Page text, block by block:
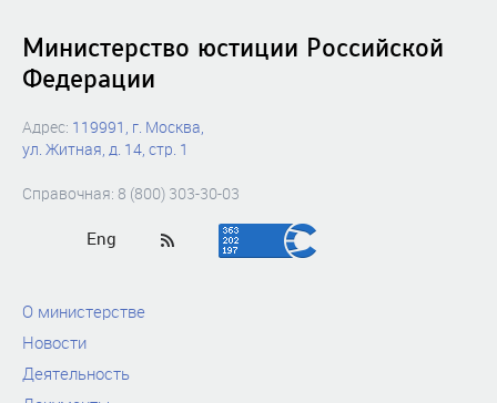
Министерство юстиции Российской
Федерации
Адрес: 119991, г. Москва,
ул. Житная, д. 14, стр. 1
Справочная: 8 (800) 303-30-03
Eng
О министерстве
Новости
Деятельность